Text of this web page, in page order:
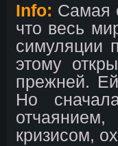
Info: Самая
что весь
симуляции
этому
прежней.
Но
кризисом,